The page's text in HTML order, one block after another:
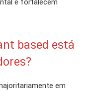
e fortalecem
based está
em